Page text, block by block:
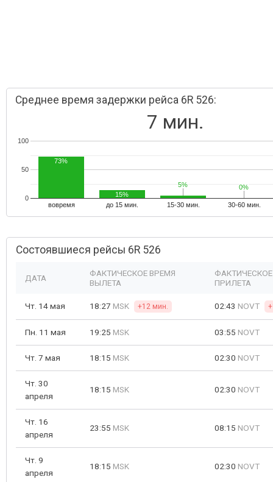
Среднее время задержки рейса 6R 526:
7 мин.
вовремя до 15 мин. 15-30 мин. 30-60 мин.
0
50
100
73%
15%
5%
5% 0%
0%
Состоявшиеся рейсы 6R 526
ДАТА
ФАКТИЧЕСКОЕ ВРЕМЯ
ВЫЛЕТА
ПРИЛЕТА
Чт. 14 мая 18:27 MSK +12 мин. 02:43 NOVT
Пн. 11 мая 19:25 MSK 03:55 NOVT
Чт. 7 мая 18:15 MSK 02:30 NOVT
Чт. 30
апреля
18:15 MSK 02:30 NOVT
Чт. 16
апреля
23:55 MSK 08:15 NOVT
Чт. 9
апреля
18:15 MSK 02:30 NOVT